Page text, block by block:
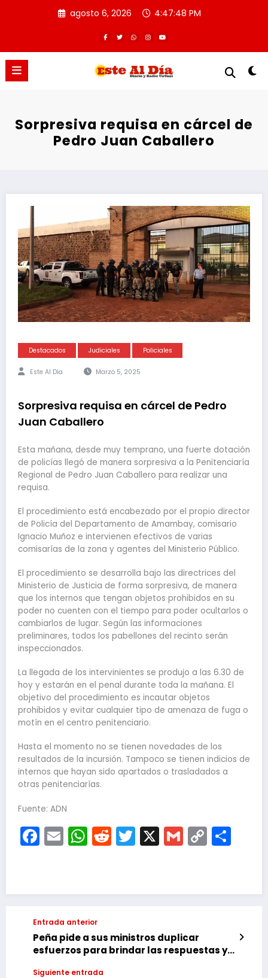
agosto 6, 2026 4:47:49 PM
Sorpresiva requisa en cárcel de
Pedro Juan Caballero
Destacados Judiciales Policiales
Este Al Día Marzo 5, 2025
Sorpresiva requisa en cárcel de Pedro
Juan Caballero
Esta mañana, desde muy temprano, una fuerte dotación
de policías llegó de manera sorpresiva a la Penitenciaría
Regional de Pedro Juan Caballero para realizar una
requisa.
El procedimiento está encabezado por el propio director
de Policía del Departamento de Amambay, comisario
Ignacio Muñoz e intervienen efectivos de varias
comisarías de la zona y agentes del Ministerio Público.
El procedimiento se desarrolla bajo las directrices del
Ministerio de Justicia de forma sorpresiva, de manera
que los internos que tengan objetos prohibidos en su
poder no cuenten con el tiempo para poder ocultarlos o
cambiarlos de lugar. Según las informaciones
preliminares, todos los pabellones del recinto serán
inspeccionados.
La llegada de los intervinientes se produjo a las 6.30 de
hoy y estarán en el penal durante toda la mañana. El
objetivo del procedimiento es incautar objetos
prohibidos y evitar cualquier tipo de amenaza de fuga o
motín en el centro penitenciario.
Hasta el momento no se tienen novedades de los
resultados de la incursión. Tampoco se tienen indicios de
internos que hayan sido apartados o trasladados a
otras penitenciarías.
Fuente: ADN
Facebook
EmailWhatsApp
Reddit
Twitter
X Gmail
Copy
Link
Entrada anterior
Peña pide a sus ministros duplicar
esfuerzos para brindar las respuestas y
Siguiente entrada